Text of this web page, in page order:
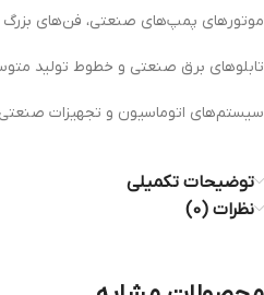
موتورهای پمپ‌های صنعتی، فن‌های بزرگ
تابلوهای برق صنعتی و خطوط تولید
سیستم‌های اتوماسیون و تجهیزات صنعتی
توضیحات تکمیلی
نظرات (0)